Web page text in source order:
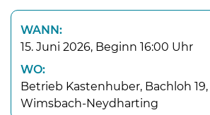
WANN:
15. Juni 2026, Beginn 16:00 Uhr
WO:
Betrieb Kastenhuber, Bachloh
Wimsbach-Neydharting